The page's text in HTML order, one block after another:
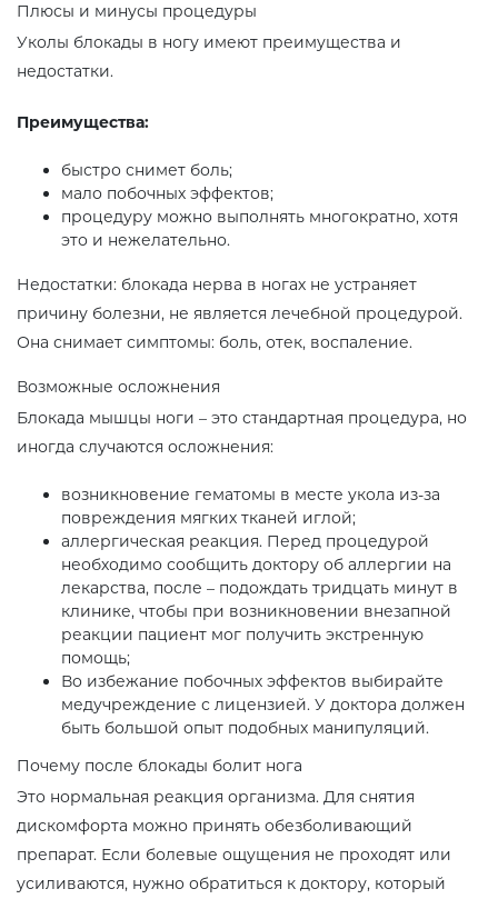
Плюсы и минусы процедуры
Уколы блокады в ногу имеют преимущества и
недостатки.
Преимущества:
быстро снимет боль;
мало побочных эффектов;
процедуру можно выполнять многократно, хотя
это и нежелательно.
Недостатки: блокада нерва в ногах не устраняет
причину болезни, не является лечебной процедурой.
Она снимает симптомы: боль, отек, воспаление.
Возможные осложнения
Блокада мышцы ноги – это стандартная процедура, но
иногда случаются осложнения:
возникновение гематомы в месте укола из-за
повреждения мягких тканей иглой;
аллергическая реакция. Перед процедурой
необходимо сообщить доктору об аллергии на
лекарства, после – подождать тридцать минут в
клинике, чтобы при возникновении внезапной
реакции пациент мог получить экстренную
помощь;
Во избежание побочных эффектов выбирайте
медучреждение с лицензией. У доктора должен
быть большой опыт подобных манипуляций.
Почему после блокады болит нога
Это нормальная реакция организма. Для снятия
дискомфорта можно принять обезболивающий
препарат. Если болевые ощущения не проходят или
усиливаются, нужно обратиться к доктору, который